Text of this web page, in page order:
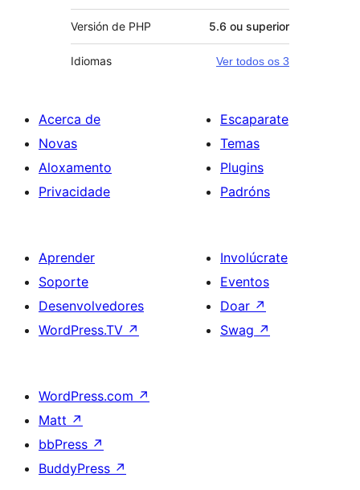
Versión de PHP 5.6 ou superior
Idiomas Ver todos os 3
Acerca de
Novas
Aloxamento
Privacidade
Escaparate
Temas
Plugins
Padróns
Aprender
Soporte
Desenvolvedores
WordPress.TV ↗
Involúcrate
Eventos
Doar ↗
Swag ↗
WordPress.com ↗
Matt ↗
bbPress ↗
BuddyPress ↗